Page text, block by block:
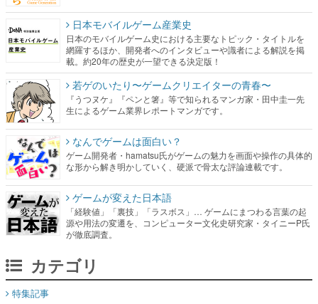
日本モバイルゲーム産業史
日本のモバイルゲーム史における主要なトピック・タイトルを
網羅するほか、開発者へのインタビューや識者による解説を掲
載。約20年の歴史が一望できる決定版！
若ゲのいたり〜ゲームクリエイターの青春〜
『うつヌケ』『ペンと箸』等で知られるマンガ家・田中圭一先
生によるゲーム業界レポートマンガです。
なんでゲームは面白い？
ゲーム開発者・hamatsu氏がゲームの魅力を画面や操作の具体的
な形から解き明かしていく、硬派で骨太な評論連載です。
ゲームが変えた日本語
「経験値」「裏技」「ラスボス」… ゲームにまつわる言葉の起
源や用法の変遷を、コンピューター文化史研究家・タイニーP氏
が徹底調査。
カテゴリ
特集記事